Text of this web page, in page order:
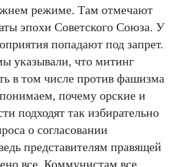
режиме. Там отмечают
эпохи Советского Союза. У
попадают под запрет.
указывали, что митинг
в том числе против фашизма
почему орские и
подходят так избирательно
о согласовании
представителям правящей
все. Коммунистам все